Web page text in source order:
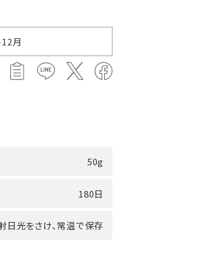
月
50g
180日
日光をさけ、常温で保存